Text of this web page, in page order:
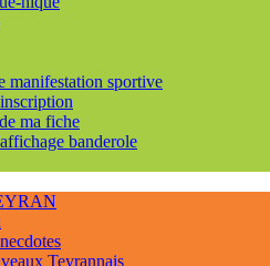
manifestation sportive
ma fiche
banderole
Teyrannais